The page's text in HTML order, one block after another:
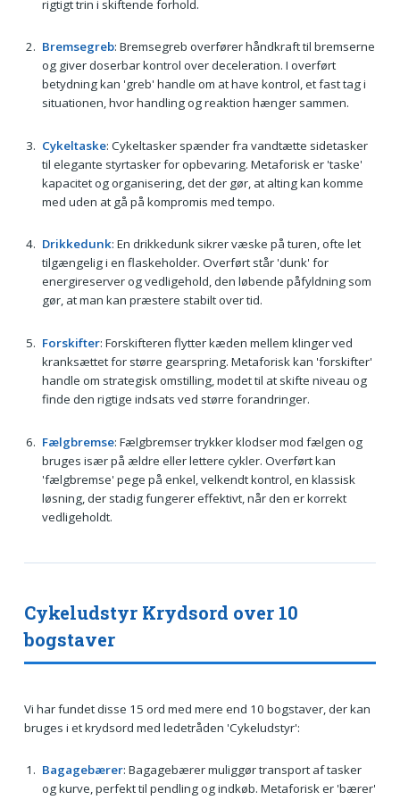
rigtigt trin i skiftende forhold.
Bremsegreb: Bremsegreb overfører håndkraft til bremserne
og giver doserbar kontrol over deceleration. I overført
betydning kan 'greb' handle om at have kontrol, et fast tag i
situationen, hvor handling og reaktion hænger sammen.
Cykeltaske: Cykeltasker spænder fra vandtætte sidetasker
til elegante styrtasker for opbevaring. Metaforisk er 'taske'
kapacitet og organisering, det der gør, at alting kan komme
med uden at gå på kompromis med tempo.
Drikkedunk: En drikkedunk sikrer væske på turen, ofte let
tilgængelig i en flaskeholder. Overført står 'dunk' for
energireserver og vedligehold, den løbende påfyldning som
gør, at man kan præstere stabilt over tid.
Forskifter: Forskifteren flytter kæden mellem klinger ved
kranksættet for større gearspring. Metaforisk kan 'forskifter'
handle om strategisk omstilling, modet til at skifte niveau og
finde den rigtige indsats ved større forandringer.
Fælgbremse: Fælgbremser trykker klodser mod fælgen og
bruges især på ældre eller lettere cykler. Overført kan
'fælgbremse' pege på enkel, velkendt kontrol, en klassisk
løsning, der stadig fungerer effektivt, når den er korrekt
vedligeholdt.
Cykeludstyr Krydsord over 10
bogstaver
Vi har fundet disse 15 ord med mere end 10 bogstaver, der kan
bruges i et krydsord med ledetråden 'Cykeludstyr':
Bagagebærer: Bagagebærer muliggør transport af tasker
og kurve, perfekt til pendling og indkøb. Metaforisk er 'bærer'